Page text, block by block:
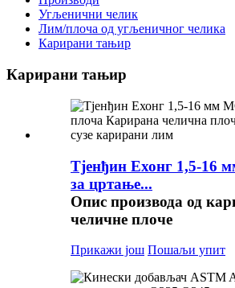
Угљенични челик
Лим/плоча од угљеничног челика
Карирани тањир
Карирани тањир
Тјенђин Ехонг 1,5-16
за цртање...
Опис производа од
челичне плоче
Прикажи још Пошаљи упит